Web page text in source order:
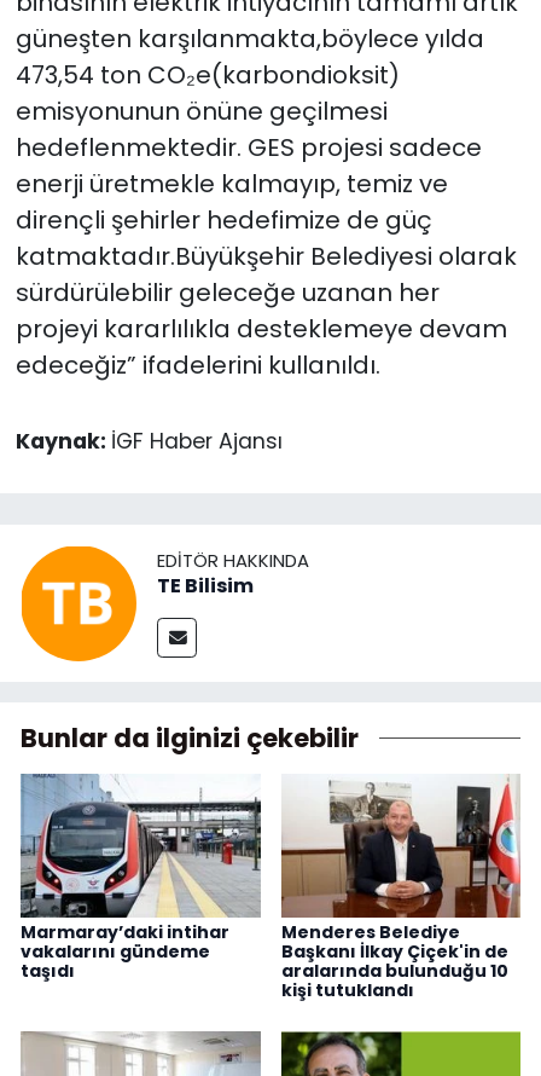
güneşten karşılanmakta,böylece yılda
473,54 ton CO₂e(karbondioksit)
emisyonunun önüne geçilmesi
hedeflenmektedir. GES projesi sadece
enerji üretmekle kalmayıp, temiz ve
dirençli şehirler hedefimize de güç
katmaktadır.Büyükşehir Belediyesi olarak
sürdürülebilir geleceğe uzanan her
projeyi kararlılıkla desteklemeye devam
edeceğiz” ifadelerini kullanıldı.
Kaynak: İGF Haber Ajansı
EDITÖR HAKKINDA
TE Bilisim
Bunlar da ilginizi çekebilir
Marmaray’daki intihar
vakalarını gündeme
taşıdı
Menderes Belediye
Başkanı İlkay Çiçek'in de
aralarında bulunduğu 10
kişi tutuklandı